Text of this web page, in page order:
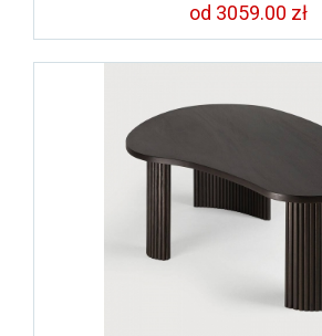
od 3059.00 zł